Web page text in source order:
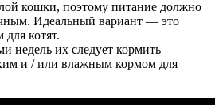
кошки, поэтому питание должно
Идеальный вариант — это
котят.
недель их следует кормить
и / или влажным кормом для